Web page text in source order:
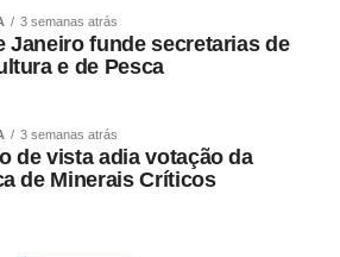
3 semanas atrás
Janeiro funde secretarias de
e de Pesca
3 semanas atrás
de vista adia votação da
de Minerais Críticos